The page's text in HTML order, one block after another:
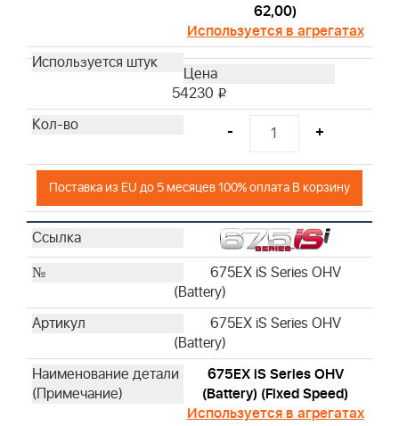
62,00)
Используется в агрегатах
54230 i
- +
Поставка из EU до 5 месяцев 100% оплата В корзину
675EX iS Series OHV
(Battery)
675EX iS Series OHV
(Battery)
675EX iS Series OHV
(Battery) (Fixed Speed)
Используется в агрегатах